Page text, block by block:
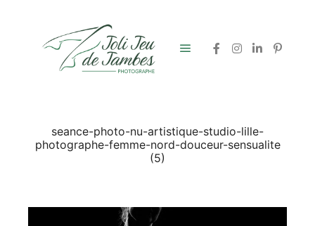
seance-photo-nu-artistique-studio-lille-
photographe-femme-nord-douceur-sensualite
(5)